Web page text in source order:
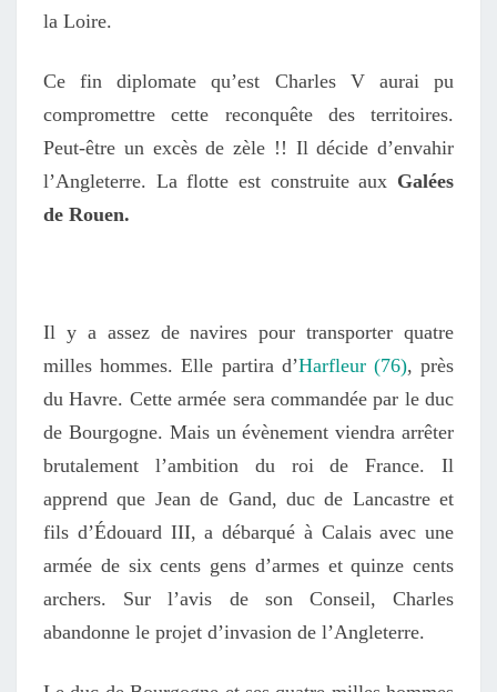
la Loire.
Ce fin diplomate qu’est Charles V aurai pu
compromettre cette reconquête des territoires.
Peut-être un excès de zèle !! Il décide d’envahir
l’Angleterre. La flotte est construite aux Galées
de Rouen.
Il y a assez de navires pour transporter quatre
milles hommes. Elle partira d’Harfleur (76), près
du Havre. Cette armée sera commandée par le duc
de Bourgogne. Mais un évènement viendra arrêter
brutalement l’ambition du roi de France. Il
apprend que Jean de Gand, duc de Lancastre et
fils d’Édouard III, a débarqué à Calais avec une
armée de six cents gens d’armes et quinze cents
archers. Sur l’avis de son Conseil, Charles
abandonne le projet d’invasion de l’Angleterre.